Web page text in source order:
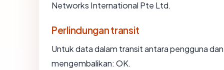
Networks International Pte Ltd.
Perlindungan transit
Untuk data dalam transit antara pengguna
mengembalikan: OK.